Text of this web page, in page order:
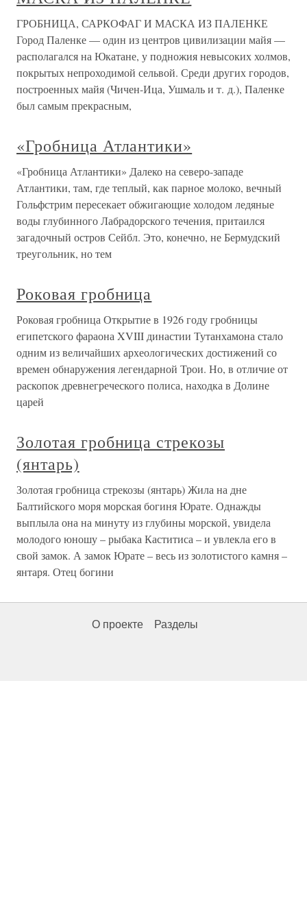
ГРОБНИЦА, САРКОФАГ И МАСКА ИЗ ПАЛЕНКЕ
Город Паленке — один из центров цивилизации майя —
располагался на Юкатане, у подножия невысоких холмов,
покрытых непроходимой сельвой. Среди других городов,
построенных майя (Чичен-Ица, Ушмаль и т. д.), Паленке
был самым прекрасным,
«Гробница Атлантики»
«Гробница Атлантики» Далеко на северо-западе
Атлантики, там, где теплый, как парное молоко, вечный
Гольфстрим пересекает обжигающие холодом ледяные
воды глубинного Лабрадорского течения, притаился
загадочный остров Сейбл. Это, конечно, не Бермудский
треугольник, но тем
Роковая гробница
Роковая гробница Открытие в 1926 году гробницы
египетского фараона XVIII династии Тутанхамона стало
одним из величайших археологических достижений со
времен обнаружения легендарной Трои. Но, в отличие от
раскопок древнегреческого полиса, находка в Долине
царей
Золотая гробница стрекозы
(янтарь)
Золотая гробница стрекозы (янтарь) Жила на дне
Балтийского моря морская богиня Юрате. Однажды
выплыла она на минуту из глубины морской, увидела
молодого юношу – рыбака Каститиса – и увлекла его в
свой замок. А замок Юрате – весь из золотистого камня –
янтаря. Отец богини
О проекте Разделы